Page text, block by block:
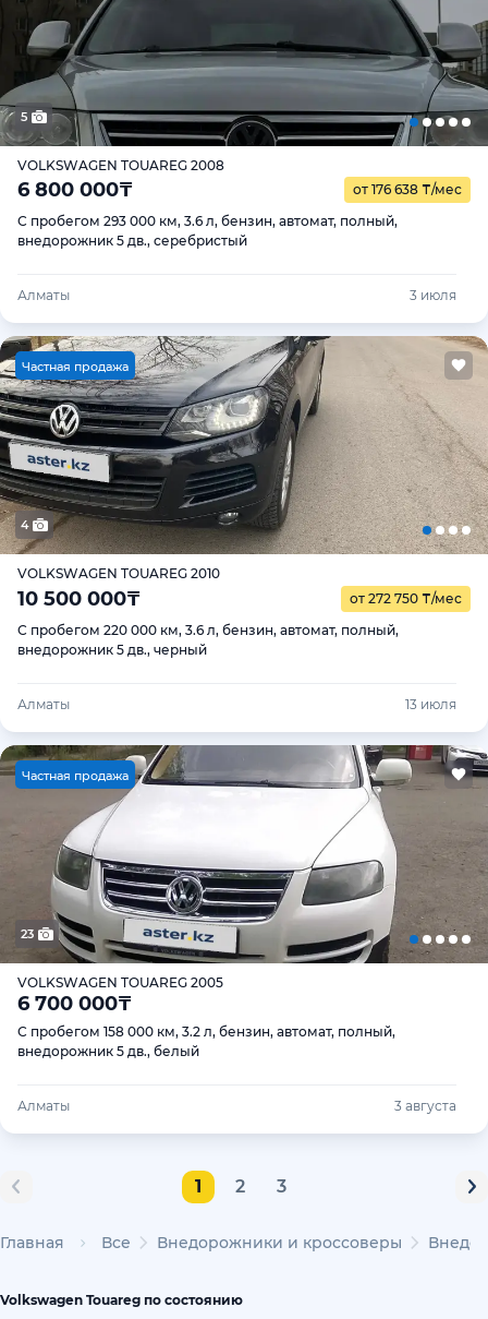
5
VOLKSWAGEN TOUAREG 2008
6 800 000₸ от 176 638 ₸/мес
С пробегом 293 000 км, 3.6 л, бензин, автомат, полный,
внедорожник 5 дв., серебристый
Алматы 3 июля
Частная продажа
4
VOLKSWAGEN TOUAREG 2010
10 500 000₸ от 272 750 ₸/мес
С пробегом 220 000 км, 3.6 л, бензин, автомат, полный,
внедорожник 5 дв., черный
Алматы 13 июля
Частная продажа
23
VOLKSWAGEN TOUAREG 2005
6 700 000₸
С пробегом 158 000 км, 3.2 л, бензин, автомат, полный,
внедорожник 5 дв., белый
Алматы 3 августа
1 2 3
Главная Все Внедорожники и кроссоверы
Volkswagen Touareg по состоянию